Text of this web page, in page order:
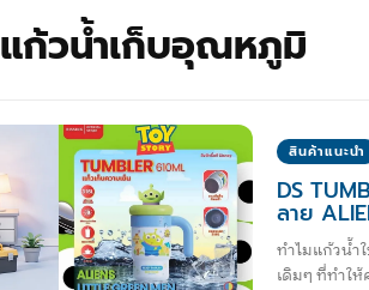
แก้วน้ำเก็บอุณหภูมิ
สินค้าแนะนำ
DS
ลาย
ทำไมแก้วน้ำ
เดิมๆ ที่ทำใ